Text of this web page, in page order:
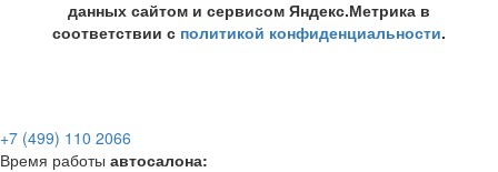
данных сайтом и сервисом Яндекс.Метрика в
соответствии с политикой конфиденциальности.
+7 (499) 110 2066
Время работы автосалона: